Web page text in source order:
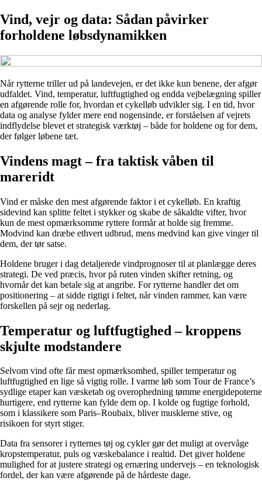
Vind, vejr og data: Sådan påvirker
forholdene løbsdynamikken
Når rytterne triller ud på landevejen, er det ikke kun benene, der afgør
udfaldet. Vind, temperatur, luftfugtighed og endda vejbelægning spiller
en afgørende rolle for, hvordan et cykelløb udvikler sig. I en tid, hvor
data og analyse fylder mere end nogensinde, er forståelsen af vejrets
indflydelse blevet et strategisk værktøj – både for holdene og for dem,
der følger løbene tæt.
Vindens magt – fra taktisk våben til
mareridt
Vind er måske den mest afgørende faktor i et cykelløb. En kraftig
sidevind kan splitte feltet i stykker og skabe de såkaldte vifter, hvor
kun de mest opmærksomme ryttere formår at holde sig fremme.
Modvind kan dræbe ethvert udbrud, mens medvind kan give vinger til
dem, der tør satse.
Holdene bruger i dag detaljerede vindprognoser til at planlægge deres
strategi. De ved præcis, hvor på ruten vinden skifter retning, og
hvornår det kan betale sig at angribe. For rytterne handler det om
positionering – at sidde rigtigt i feltet, når vinden rammer, kan være
forskellen på sejr og nederlag.
Temperatur og luftfugtighed – kroppens
skjulte modstandere
Selvom vind ofte får mest opmærksomhed, spiller temperatur og
luftfugtighed en lige så vigtig rolle. I varme løb som Tour de France’s
sydlige etaper kan væsketab og overophedning tømme energidepoterne
hurtigere, end rytterne kan fylde dem op. I kolde og fugtige forhold,
som i klassikere som Paris–Roubaix, bliver musklerne stive, og
risikoen for styrt stiger.
Data fra sensorer i rytternes tøj og cykler gør det muligt at overvåge
kropstemperatur, puls og væskebalance i realtid. Det giver holdene
mulighed for at justere strategi og ernæring undervejs – en teknologisk
fordel, der kan være afgørende på de hårdeste dage.